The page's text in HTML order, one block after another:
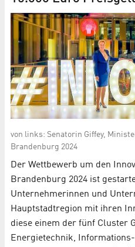
von links: Senatorin Giffey,
Brandenburg 2024
Der Wettbewerb um den
Brandenburg 2024 ist
Unternehmerinnen und
Hauptstadtregion mit ihren
diese einem der fünf Cluster
Energietechnik,